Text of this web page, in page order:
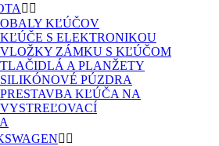
 
OBALY KĽÚČOV
KĽÚČE S ELEKTRONIKOU
VLOŽKY ZÁMKU S KĽÚČOM
TLAČIDLÁ A PLANŽETY
SILIKÓNOVÉ PÚZDRA
PRESTAVBA KĽÚČA NA
VYSTREĽOVACÍ
 